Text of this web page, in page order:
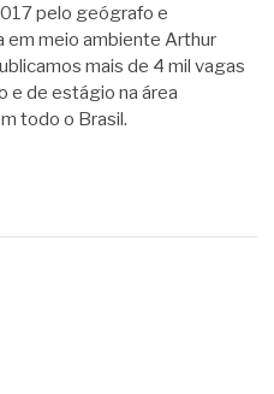
pelo geógrafo e
em meio ambiente Arthur
mais de 4 mil vagas
e de estágio na área
todo o Brasil.